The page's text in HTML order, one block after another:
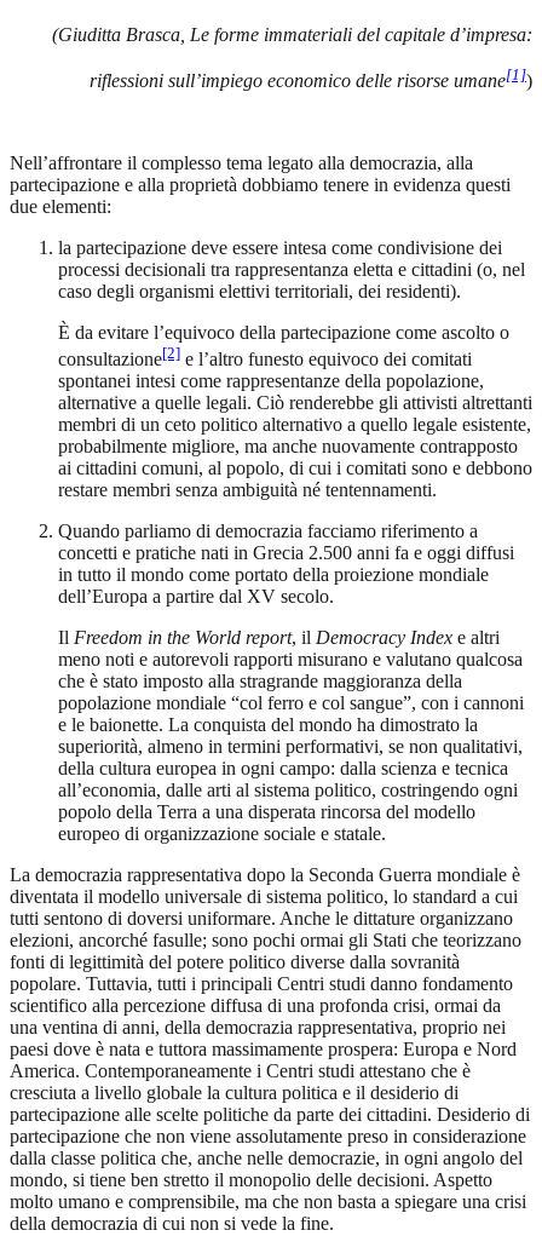
(Giuditta Brasca, Le forme immateriali del capitale d’impresa:
riflessioni sull’impiego economico delle risorse umane[1])
Nell’affrontare il complesso tema legato alla democrazia, alla
partecipazione e alla proprietà dobbiamo tenere in evidenza questi
due elementi:
la partecipazione deve essere intesa come condivisione dei
processi decisionali tra rappresentanza eletta e cittadini (o, nel
caso degli organismi elettivi territoriali, dei residenti).
È da evitare l’equivoco della partecipazione come ascolto o
consultazione[2] e l’altro funesto equivoco dei comitati
spontanei intesi come rappresentanze della popolazione,
alternative a quelle legali. Ciò renderebbe gli attivisti altrettanti
membri di un ceto politico alternativo a quello legale esistente,
probabilmente migliore, ma anche nuovamente contrapposto
ai cittadini comuni, al popolo, di cui i comitati sono e debbono
restare membri senza ambiguità né tentennamenti.
Quando parliamo di democrazia facciamo riferimento a
concetti e pratiche nati in Grecia 2.500 anni fa e oggi diffusi
in tutto il mondo come portato della proiezione mondiale
dell’Europa a partire dal XV secolo.
Il Freedom in the World report, il Democracy Index e altri
meno noti e autorevoli rapporti misurano e valutano qualcosa
che è stato imposto alla stragrande maggioranza della
popolazione mondiale “col ferro e col sangue”, con i cannoni
e le baionette. La conquista del mondo ha dimostrato la
superiorità, almeno in termini performativi, se non qualitativi,
della cultura europea in ogni campo: dalla scienza e tecnica
all’economia, dalle arti al sistema politico, costringendo ogni
popolo della Terra a una disperata rincorsa del modello
europeo di organizzazione sociale e statale.
La democrazia rappresentativa dopo la Seconda Guerra mondiale è
diventata il modello universale di sistema politico, lo standard a cui
tutti sentono di doversi uniformare. Anche le dittature organizzano
elezioni, ancorché fasulle; sono pochi ormai gli Stati che teorizzano
fonti di legittimità del potere politico diverse dalla sovranità
popolare. Tuttavia, tutti i principali Centri studi danno fondamento
scientifico alla percezione diffusa di una profonda crisi, ormai da
una ventina di anni, della democrazia rappresentativa, proprio nei
paesi dove è nata e tuttora massimamente prospera: Europa e Nord
America. Contemporaneamente i Centri studi attestano che è
cresciuta a livello globale la cultura politica e il desiderio di
partecipazione alle scelte politiche da parte dei cittadini. Desiderio di
partecipazione che non viene assolutamente preso in considerazione
dalla classe politica che, anche nelle democrazie, in ogni angolo del
mondo, si tiene ben stretto il monopolio delle decisioni. Aspetto
molto umano e comprensibile, ma che non basta a spiegare una crisi
della democrazia di cui non si vede la fine.